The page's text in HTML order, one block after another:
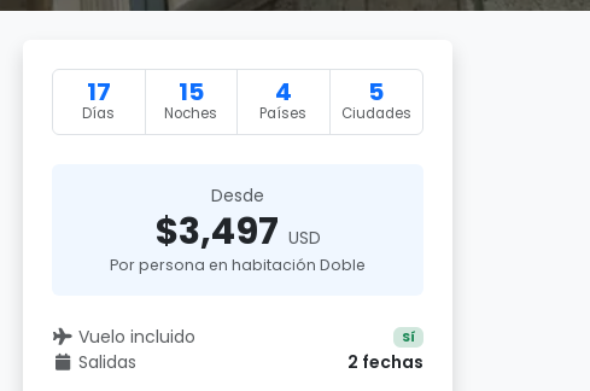
17
Días
15
Noches
4
Países
5
Ciudades
Desde
$3,497 USD
Por persona en habitación Doble
Vuelo incluido Sí
Salidas 2 fechas